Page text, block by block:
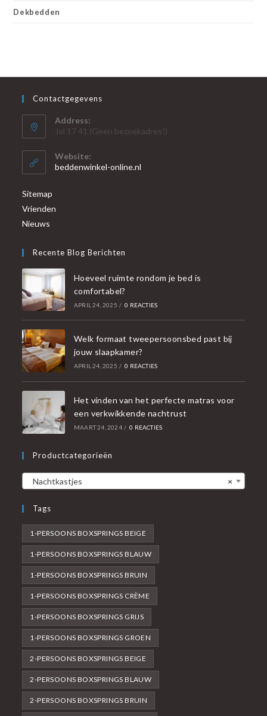
Dekbedden
Contactgegevens
Address:
Jol 17 41 (Geen bezoekadres!)
Website:
beddenwinkel-online.nl
Sitemap
Vrienden
Nieuws
Recente Blog Berichten
Hoeveel ruimte rondom je bed is
comfortabel?
APRIL 24, 2025 / 0 REACTIES
Welk formaat tweepersoonsbed past bij
jouw slaapkamer?
APRIL 24, 2025 / 0 REACTIES
Het vinden van het perfecte matras voor
een verkwikkende nachtrust
MAART 24, 2024 / 0 REACTIES
Productcategorieën
×
Nachtkastjes
Tags
1-PERSOONS BOXSPRINGS BEIGE
1-PERSOONS BOXSPRINGS BLAUW
1-PERSOONS BOXSPRINGS BRUIN
1-PERSOONS BOXSPRINGS CRÈME
1-PERSOONS BOXSPRINGS GRIJS
1-PERSOONS BOXSPRINGS GROEN
2-PERSOONS BOXSPRINGS BEIGE
2-PERSOONS BOXSPRINGS BLAUW
2-PERSOONS BOXSPRINGS BRUIN